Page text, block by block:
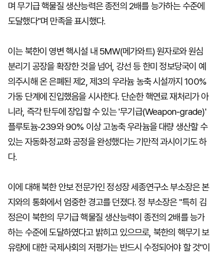
며 무기급 핵물질 생산능력은 종전의 2배를 능가하는 수준에
도달했다"며 만족을 표시했다.
이는 북한이 영변 핵시설 내 5MW(메가와트) 원자로와 원심
분리기 공장을 확장한 것을 넘어, 강선 등 한미 정보당국이 예
의주시해 온 은폐된 제2, 제3의 우라늄 농축 시설까지 100%
가동 단계에 진입했음을 시사한다. 단순한 핵연료 재처리가 아
니라, 즉각 탄두에 장입할 수 있는 '무기급(Weapon-grade)'
플루토늄-239와 90% 이상 고농축 우라늄을 대량 생산할 수
있는 자동화·정교화 공정을 완성했다는 기만적 과시이기도 하
다.
이에 대해 북한 안보 전문가인 정성장 세종연구소 부소장은 본
지와의 통화에서 엄중한 경고를 던졌다. 정 부소장은 "특히 김
정은이 북한의 무기급 핵물질 생산능력이 종전의 2배를 능가
하는 수준에 도달하였다고 밝히고 있으므로, 북한의 핵무기 보
유량에 대한 국제사회의 저평가는 반드시 수정되어야 할 것"이